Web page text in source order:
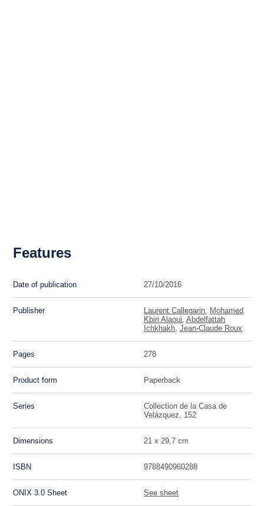
Features
Date of publication 27/10/2016
Publisher Laurent Callegarin, Mohamed
Kbiri Alaoui, Abdelfattah
Ichkhakh, Jean-Claude Roux
Pages 278
Product form Paperback
Series
Collection de la Casa de
Velázquez, 152
Dimensions 21 x 29,7 cm
ISBN 9788490960288
ONIX 3.0 Sheet See sheet